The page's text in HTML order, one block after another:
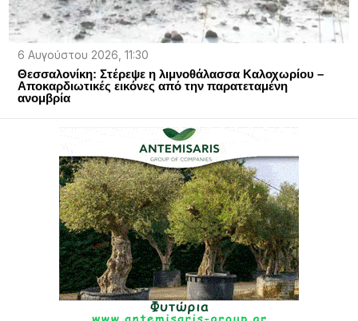
6 Αυγούστου 2026, 11:30
Θεσσαλονίκη: Στέρεψε η λιμνοθάλασσα Καλοχωρίου –
Αποκαρδιωτικές εικόνες από την παρατεταμένη
ανομβρία